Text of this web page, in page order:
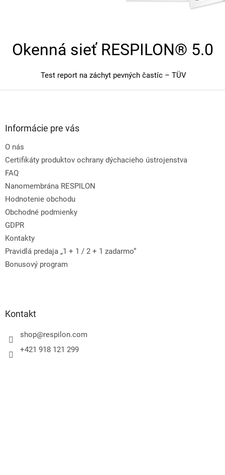
Okenná sieť RESPILON® 5.0
Test report na záchyt pevných častíc – TÜV
Informácie pre vás
O nás
Certifikáty produktov ochrany dýchacieho ústrojenstva
FAQ
Nanomembrána RESPILON
Hodnotenie obchodu
Obchodné podmienky
GDPR
Kontakty
Pravidlá predaja „1 + 1 / 2 + 1 zadarmo“
Bonusový program
Kontakt
shop@respilon.com
+421 918 121 299